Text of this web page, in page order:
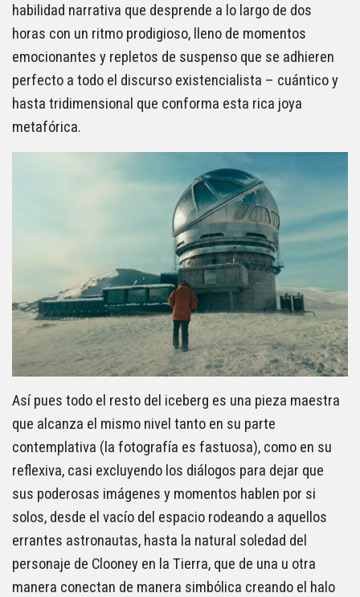
habilidad narrativa que desprende a lo largo de dos
horas con un ritmo prodigioso, lleno de momentos
emocionantes y repletos de suspenso que se adhieren
perfecto a todo el discurso existencialista – cuántico y
hasta tridimensional que conforma esta rica joya
metafórica.
Así pues todo el resto del iceberg es una pieza maestra
que alcanza el mismo nivel tanto en su parte
contemplativa (la fotografía es fastuosa), como en su
reflexiva, casi excluyendo los diálogos para dejar que
sus poderosas imágenes y momentos hablen por si
solos, desde el vacío del espacio rodeando a aquellos
errantes astronautas, hasta la natural soledad del
personaje de Clooney en la Tierra, que de una u otra
manera conectan de manera simbólica creando el halo